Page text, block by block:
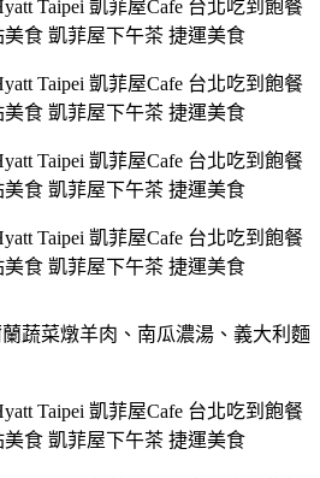
蔬菜燉羊肉、南瓜濃湯、義大利麵